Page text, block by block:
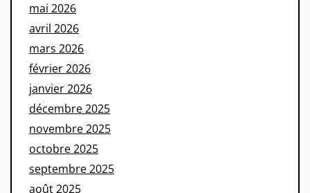
mai 2026
avril 2026
mars 2026
février 2026
janvier 2026
décembre 2025
novembre 2025
octobre 2025
septembre 2025
août 2025